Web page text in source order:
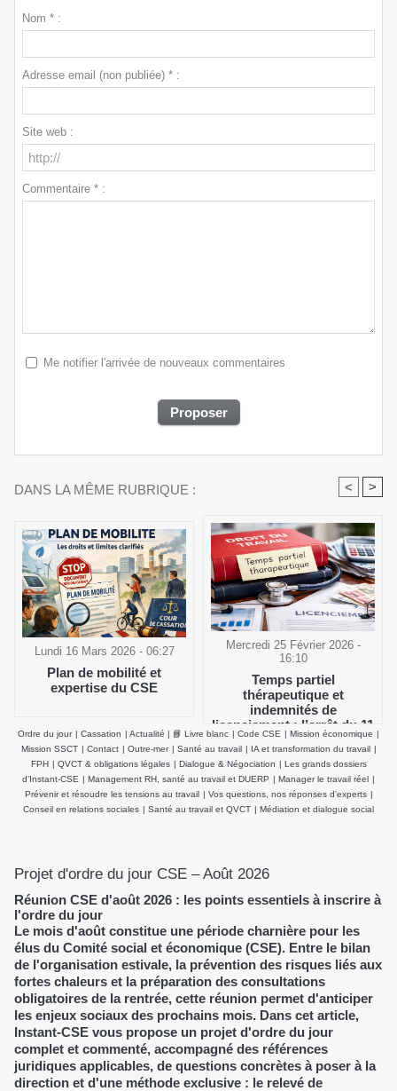
Nom * :
Adresse email (non publiée) * :
Site web :
Commentaire * :
Me notifier l'arrivée de nouveaux commentaires
DANS LA MÊME RUBRIQUE : < >
Lundi 16 Mars 2026 - 06:27
Plan de mobilité et
expertise du CSE
Mercredi 25 Février 2026 -
16:10
Temps partiel
thérapeutique et
indemnités de
licenciement : l’arrêt du 11
février 2026 de la Cour de
cassation clarifie le salaire
de référence
Ordre du jour | Cassation | Actualité | 📘 Livre blanc | Code CSE | Mission économique |
Mission SSCT | Contact | Outre-mer | Santé au travail | IA et transformation du travail |
FPH | QVCT & obligations légales | Dialogue & Négociation | Les grands dossiers
d’Instant-CSE | Management RH, santé au travail et DUERP | Manager le travail réel |
Prévenir et résoudre les tensions au travail | Vos questions, nos réponses d'experts |
Conseil en relations sociales | Santé au travail et QVCT | Médiation et dialogue social
Projet d'ordre du jour CSE – Août 2026
Réunion CSE d'août 2026 : les points essentiels à inscrire à
l'ordre du jour
Le mois d'août constitue une période charnière pour les
élus du Comité social et économique (CSE). Entre le bilan
de l'organisation estivale, la prévention des risques liés aux
fortes chaleurs et la préparation des consultations
obligatoires de la rentrée, cette réunion permet d'anticiper
les enjeux sociaux des prochains mois. Dans cet article,
Instant-CSE vous propose un projet d'ordre du jour
complet et commenté, accompagné des références
juridiques applicables, de questions concrètes à poser à la
direction et d'une méthode exclusive : le relevé de